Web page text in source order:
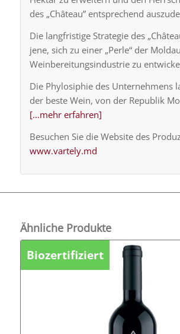
des „Château” entsprechend
Die langfristige Strategie des
jene, sich zu einer „Perle“ der
Weinbereitungsindustrie zu
Die Phylosiphie des Unternehmens
der beste Wein, von der Republik
[…mehr erfahren]
Besuchen Sie die Website des
www.vartely.md
Ähnliche Produkte
Biozertifiziert